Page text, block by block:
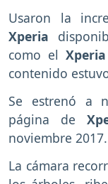
Usaron la
Xperia
como el
contenido
Se estrenó a
página de
noviembre 2017.
La cámara